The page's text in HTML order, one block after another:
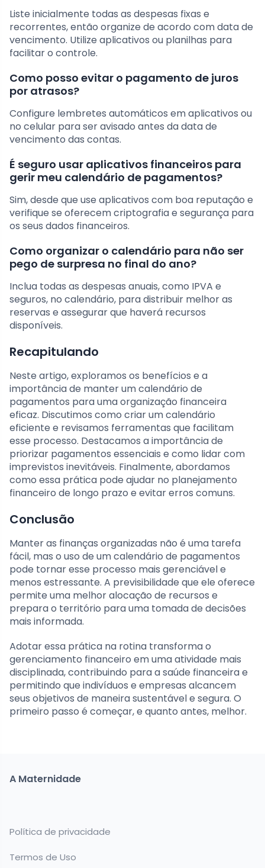
Liste inicialmente todas as despesas fixas e
recorrentes, então organize de acordo com data de
vencimento. Utilize aplicativos ou planilhas para
facilitar o controle.
Como posso evitar o pagamento de juros
por atrasos?
Configure lembretes automáticos em aplicativos ou
no celular para ser avisado antes da data de
vencimento das contas.
É seguro usar aplicativos financeiros para
gerir meu calendário de pagamentos?
Sim, desde que use aplicativos com boa reputação e
verifique se oferecem criptografia e segurança para
os seus dados financeiros.
Como organizar o calendário para não ser
pego de surpresa no final do ano?
Inclua todas as despesas anuais, como IPVA e
seguros, no calendário, para distribuir melhor as
reservas e assegurar que haverá recursos
disponíveis.
Recapitulando
Neste artigo, exploramos os benefícios e a
importância de manter um calendário de
pagamentos para uma organização financeira
eficaz. Discutimos como criar um calendário
eficiente e revisamos ferramentas que facilitam
esse processo. Destacamos a importância de
priorizar pagamentos essenciais e como lidar com
imprevistos inevitáveis. Finalmente, abordamos
como essa prática pode ajudar no planejamento
financeiro de longo prazo e evitar erros comuns.
Conclusão
Manter as finanças organizadas não é uma tarefa
fácil, mas o uso de um calendário de pagamentos
pode tornar esse processo mais gerenciável e
menos estressante. A previsibilidade que ele oferece
permite uma melhor alocação de recursos e
prepara o território para uma tomada de decisões
mais informada.
Adotar essa prática na rotina transforma o
gerenciamento financeiro em uma atividade mais
disciplinada, contribuindo para a saúde financeira e
permitindo que indivíduos e empresas alcancem
seus objetivos de maneira sustentável e segura. O
primeiro passo é começar, e quanto antes, melhor.
A Maternidade
Política de privacidade
Termos de Uso